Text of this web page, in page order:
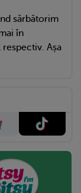
sărbătorim
în
Așa